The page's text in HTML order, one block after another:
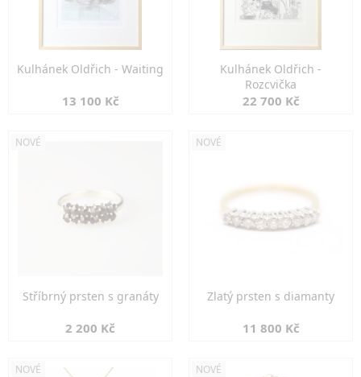
Kulhánek Oldřich - Waiting
13 100 Kč
Kulhánek Oldřich -
Rozcvička
22 700 Kč
NOVÉ
Stříbrný prsten s granáty
2 200 Kč
NOVÉ
Zlatý prsten s diamanty
11 800 Kč
NOVÉ NOVÉ